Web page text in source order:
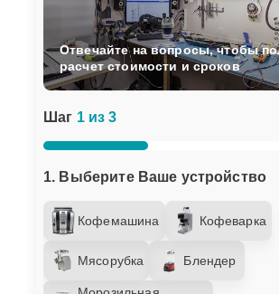
Шаг 1 из 3
1. Выберите Ваше устройство
Кофемашина Кофеварка
Мясорубка Блендер
Отвечайте на вопросы, чтобы
расчет стоимости и сроков